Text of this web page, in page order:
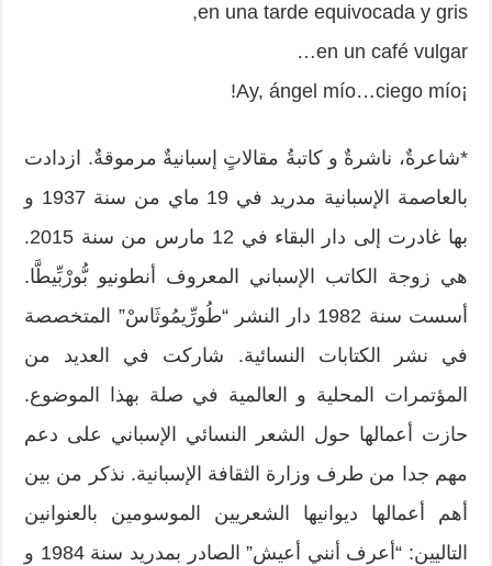
en una tarde equivocada y gris,
en un café vulgar…
¡Ay, ángel mío…ciego mío!
*شاعرةٌ، ناشرةٌ و كاتبةُ مقالاتٍ إسبانيةٌ مرموقةٌ. ازدادت
بالعاصمة الإسبانية مدريد في 19 ماي من سنة 1937 و
بها غادرت إلى دار البقاء في 12 مارس من سنة 2015.
هي زوجة الكاتب الإسباني المعروف أنطونيو بُّورْبِّيطَّا.
أسست سنة 1982 دار النشر “طُورِّيمُوثَاسْ” المتخصصة
في نشر الكتابات النسائية. شاركت في العديد من
المؤتمرات المحلية و العالمية في صلة بهذا الموضوع.
حازت أعمالها حول الشعر النسائي الإسباني على دعم
مهم جدا من طرف وزارة الثقافة الإسبانية. نذكر من بين
أهم أعمالها ديوانيها الشعريين الموسومين بالعنوانين
التاليين: “أعرف أنني أعيش” الصادر بمدريد سنة 1984 و